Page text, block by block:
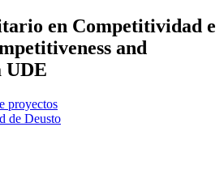
en Competitividad e
and
UDE
proyectos
de Deusto